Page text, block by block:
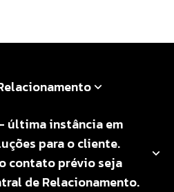
última instância em
para o cliente.
contato prévio seja
de Relacionamento.